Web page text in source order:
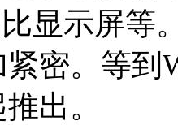
显示屏等
密。等到
出。